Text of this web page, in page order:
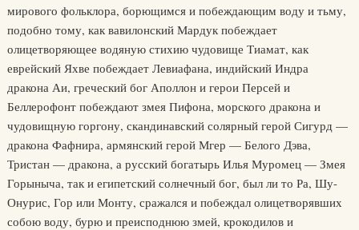
мирового фольклора, борющимся и побеждающим воду и тьму,
подобно тому, как вавилонский Мардук побеждает
олицетворяющее водяную стихию чудовище Тиамат, как
еврейский Яхве побеждает Левиафана, индийский Индра
дракона Аи, греческий бог Аполлон и герои Персей и
Беллерофонт побеждают змея Пифона, морского дракона и
чудовищную горгону, скандинавский солярный герой Сигурд —
дракона Фафнира, армянский герой Мгер — Белого Дэва,
Тристан — дракона, а русский богатырь Илья Муромец — Змея
Горыныча, так и египетский солнечный бог, был ли то Ра, Шу-
Онурис, Гор или Монту, сражался и побеждал олицетворявших
собою воду, бурю и преисподнюю змей, крокодилов и